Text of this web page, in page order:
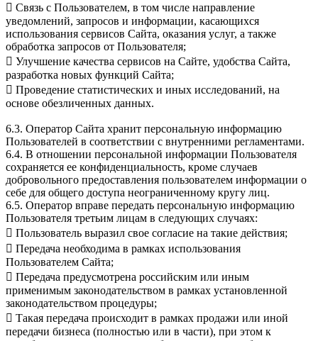
 Связь с Пользователем, в том числе направление
уведомлений, запросов и информации, касающихся
использования сервисов Сайта, оказания услуг, а также
обработка запросов от Пользователя;
 Улучшение качества сервисов на Сайте, удобства Сайта,
разработка новых функций Сайта;
 Проведение статистических и иных исследований, на
основе обезличенных данных.
6.3. Оператор Сайта хранит персональную информацию
Пользователей в соответствии с внутренними регламентами.
6.4. В отношении персональной информации Пользователя
сохраняется ее конфиденциальность, кроме случаев
добровольного предоставления пользователем информации о
себе для общего доступа неограниченному кругу лиц.
6.5. Оператор вправе передать персональную информацию
Пользователя третьим лицам в следующих случаях:
 Пользователь выразил свое согласие на такие действия;
 Передача необходима в рамках использования
Пользователем Сайта;
 Передача предусмотрена российским или иным
применимым законодательством в рамках установленной
законодательством процедуры;
 Такая передача происходит в рамках продажи или иной
передачи бизнеса (полностью или в части), при этом к